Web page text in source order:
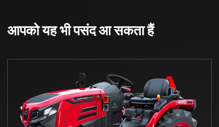
आपको यह भी पसंद आ सकता हैं